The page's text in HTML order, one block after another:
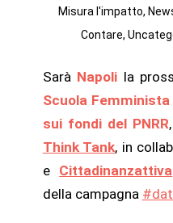
Misura l'impatto,
Contare,
Sarà Napoli la
Scuola
sui fondi del PNRR
Think Tank, in
e Cittadinanzattiva
della campagna